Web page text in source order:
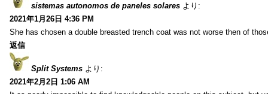
sistemas autonomos de paneles solares より:
2021年1月26日 4:36 PM
She has chosen a double breasted trench coat was not worse then of
返信
Split Systems より:
2021年2月2日 1:06 AM